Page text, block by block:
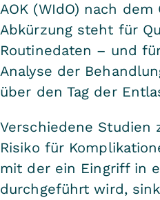
AOK (WIdO) nach dem
Abkürzung steht für
Routinedaten – und
Analyse der
über den Tag der
Verschiedene Studien
Risiko für
mit der ein Eingriff in
durchgeführt wird,